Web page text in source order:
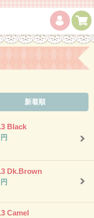
新着順
Black
円
Dk.Brown
円
Camel